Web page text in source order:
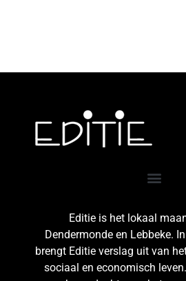
Editie is het lokaal
Dendermonde en Lebbeke.
brengt Editie verslag uit van
sociaal en economisch